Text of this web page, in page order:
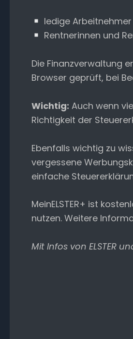
ledige
Rentnerinnen und
Die Finanzverwaltung
Browser geprüft, bei
Wichtig: Auch wenn
Richtigkeit der
Ebenfalls wichtig zu
vergessene
einfache
MeinELSTER+ ist
nutzen. Weitere
Mit Infos von ELSTER